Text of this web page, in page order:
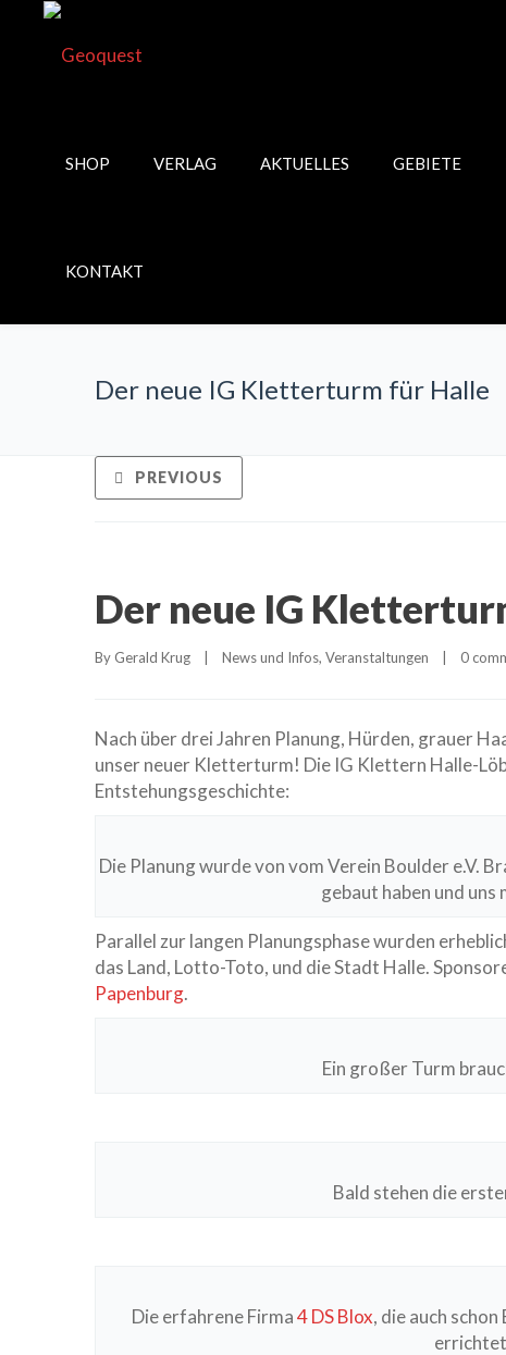
SHOP VERLAG AKTUELLES GEBIETE
KONTAKT
Der neue IG Kletterturm für Halle
PREVIOUS
Der neue IG
By Gerald Krug News und Infos, Veranstaltungen 0
Nach über drei Jahren Planung, Hürden, grauer
unser neuer Kletterturm! Die IG Klettern Halle-
Entstehungsgeschichte:
Die Planung wurde von vom Verein Boulder e.V.
gebaut haben und
Parallel zur langen Planungsphase wurden
das Land, Lotto-Toto, und die Stadt Halle.
Papenburg.
Ein großer Turm
Bald stehen die
Die erfahrene Firma4 DS Blox, die auch